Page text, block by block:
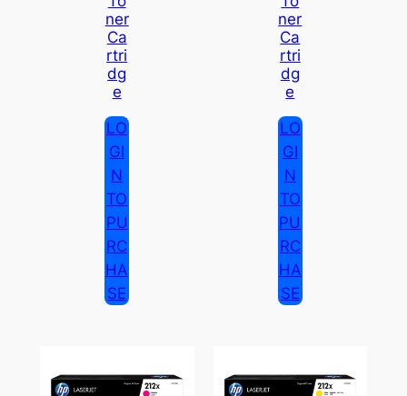
Ner
Ca
Rtri
Dg
E
LO
GI
N
TO
PU
RC
HA
SE
Ner
Ca
Rtri
Dg
E
LO
GI
N
TO
PU
RC
HA
SE